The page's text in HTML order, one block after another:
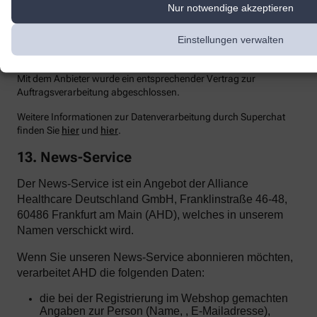
Nur notwendige akzeptieren
Einstellungen verwalten
Zur Optimierungunserer Kundenkommunikation und zur
Bereitstellung der Kontaktmöglichkeiten nutzen wir den Dienst
Mit dem Anbieter wurde ein entsprechender Vertrag zur
Auftragsverarbeitung abgeschlossen.
Weitere Informationen zur Datenverarbeitung durch Superchat
finden Sie hier und hier
13. News-Service
Der News-Service ist ein Angebot der Alliance
Healthcare Deutschland GmbH, Franklinstraße 46-48,
60486 Frankfurt am Main (AHD), welches in unserem
Namen verschickt wird.
Wenn Sie unseren News-Service abonnieren möchten,
verarbeitet AHD die folgenden Daten:
die bei der Registrierung im Webshop gemachten
Angaben zur Person (Name, , E-Mailadresse),